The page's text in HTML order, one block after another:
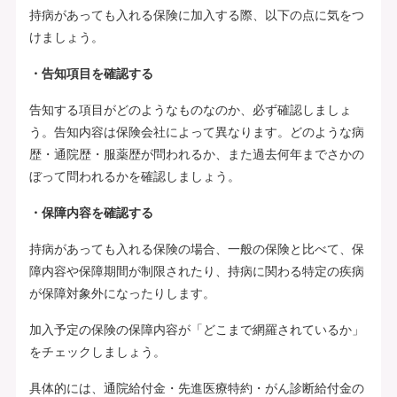
持病があっても入れる保険に加入する際、以下の点に気をつ
けましょう。
・告知項目を確認する
告知する項目がどのようなものなのか、必ず確認しましょ
う。告知内容は保険会社によって異なります。どのような病
歴・通院歴・服薬歴が問われるか、また過去何年までさかの
ぼって問われるかを確認しましょう。
・保障内容を確認する
持病があっても入れる保険の場合、一般の保険と比べて、保
障内容や保障期間が制限されたり、持病に関わる特定の疾病
が保障対象外になったりします。
加入予定の保険の保障内容が「どこまで網羅されているか」
をチェックしましょう。
具体的には、通院給付金・先進医療特約・がん診断給付金の